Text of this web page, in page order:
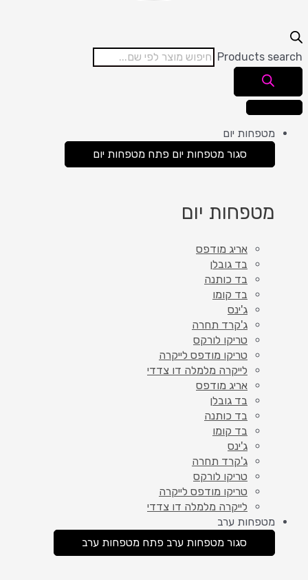
Products search
מטפחות יום
סגור מטפחות יום פתח מטפחות יום
מטפחות יום
אריג מודפס
בד גובלן
בד כותנה
בד קומו
ג'ינס
ג'קרד תחרה
טריקו לורקס
טריקו מודפס לייקרה
לייקרה מלמלה דו צדדי
אריג מודפס
בד גובלן
בד כותנה
בד קומו
ג'ינס
ג'קרד תחרה
טריקו לורקס
טריקו מודפס לייקרה
לייקרה מלמלה דו צדדי
מטפחות ערב
סגור מטפחות ערב פתח מטפחות ערב